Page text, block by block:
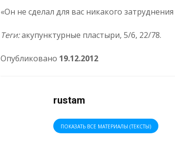
«Он не сделал для вас никакого
Теги:акупунктурные пластыри, 5/6, 22/78.
Опубликовано 19.12.2012
rustam
ПОКАЗАТЬ ВСЕ МАТЕРИАЛЫ (ТЕКСТЫ)